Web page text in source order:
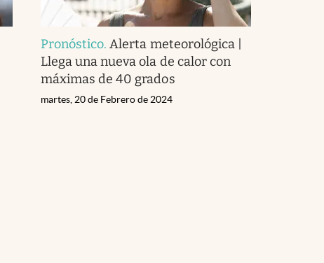
Pronóstico.Alerta meteorológica |
Llega una nueva ola de calor con
máximas de 40 grados
martes, 20 de Febrero de 2024